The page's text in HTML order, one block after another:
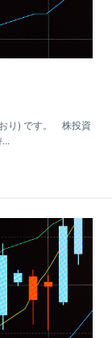
り) です。 株投資